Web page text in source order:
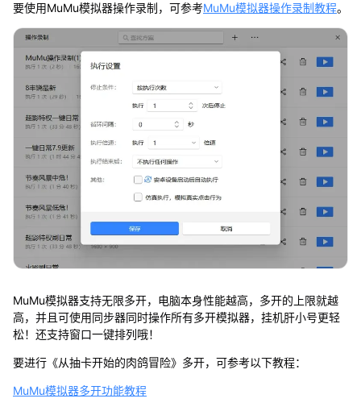
要使用MuMu模拟器操作录制，可参考MuMu模拟器操作录制教程。
MuMu模拟器支持无限多开，电脑本身性能越高，多开的上限就越
高，并且可使用同步器同时操作所有多开模拟器，挂机肝小号更轻
松！还支持窗口一键排列哦！
要进行《从抽卡开始的肉鸽冒险》多开，可参考以下教程：
MuMu模拟器多开功能教程